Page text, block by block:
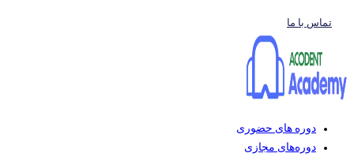
تماس با ما
دوره های حضوری
دوره‌های مجازی